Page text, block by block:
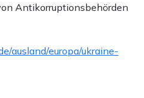
Antikorruptionsbehörden
ausland/europa/ukraine-